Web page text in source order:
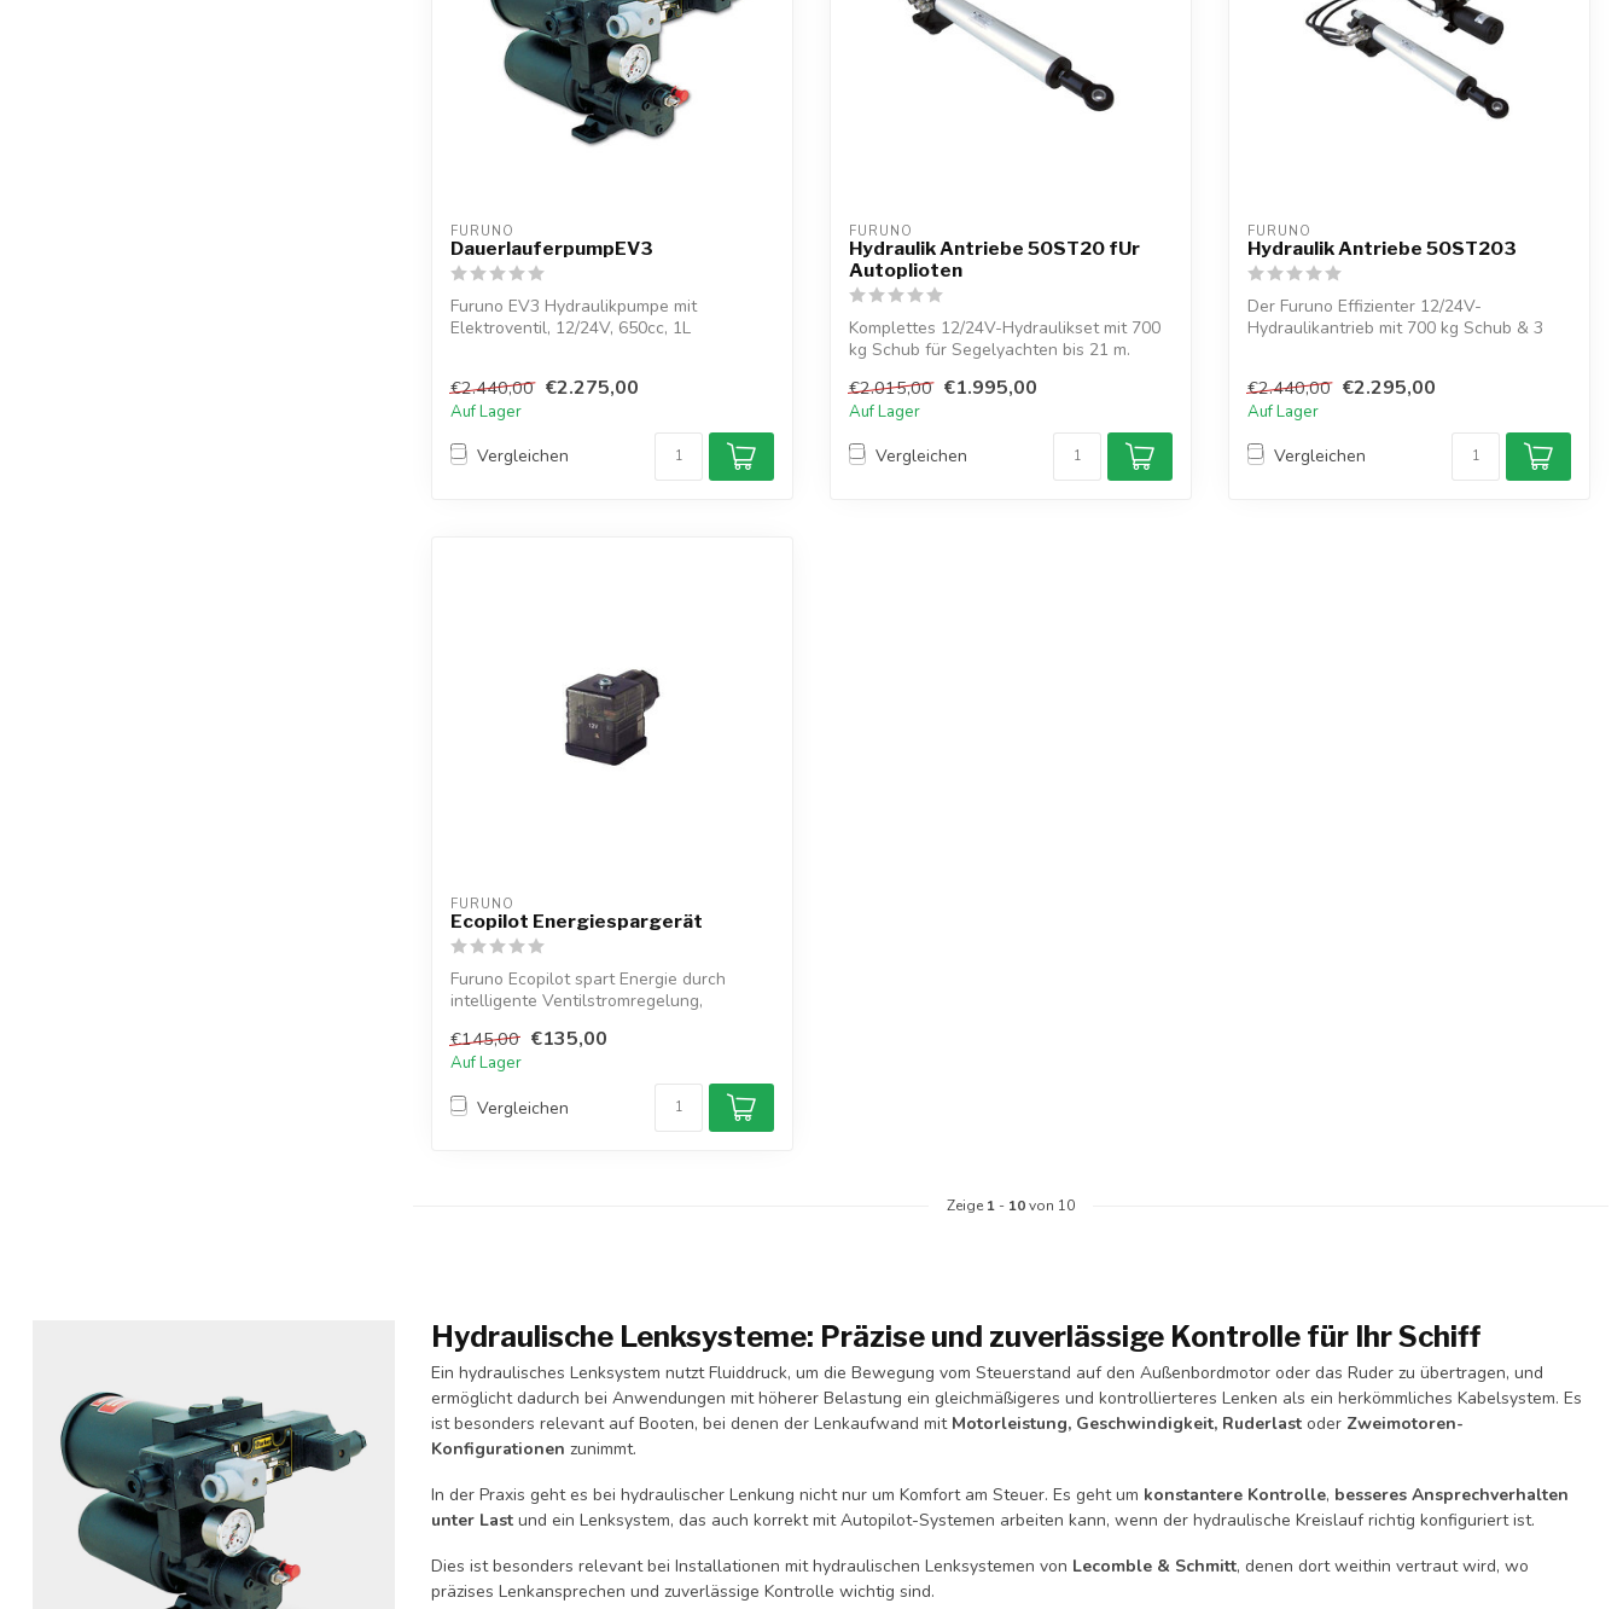
FURUNO
DauerlauferpumpEV3
Furuno EV3 Hydraulikpumpe mit
Elektroventil, 12/24V, 650cc, 1L
€2.440,00 €2.275,00
Auf Lager
Vergleichen
FURUNO
Hydraulik Antriebe 50ST20 fUr
Autoplioten
Komplettes 12/24V-Hydraulikset mit 700
kg Schub für Segelyachten bis 21 m.
€2.015,00 €1.995,00
Auf Lager
Vergleichen
FURUNO
Hydraulik Antriebe 50ST203
Der Furuno Effizienter 12/24V-
Hydraulikantrieb mit 700 kg Schub & 3
€2.440,00 €2.295,00
Auf Lager
Vergleichen
FURUNO
Ecopilot Energiespargerät
Furuno Ecopilot spart Energie durch
intelligente Ventilstromregelung,
€145,00 €135,00
Auf Lager
Vergleichen
Zeige 1 - 10von 10
Hydraulische Lenksysteme: Präzise und zuverlässige Kontrolle für Ihr Schiff
Ein hydraulisches Lenksystem nutzt Fluiddruck, um die Bewegung vom Steuerstand auf den Außenbordmotor oder das Ruder zu übertragen, und
ermöglicht dadurch bei Anwendungen mit höherer Belastung ein gleichmäßigeres und kontrollierteres Lenken als ein herkömmliches Kabelsystem. Es
ist besonders relevant auf Booten, bei denen der Lenkaufwand mit Motorleistung, Geschwindigkeit, Ruderlast oder Zweimotoren-
Konfigurationen zunimmt.
In der Praxis geht es bei hydraulischer Lenkung nicht nur um Komfort am Steuer. Es geht um konstantere Kontrolle, besseres Ansprechverhalten
unter Last und ein Lenksystem, das auch korrekt mit Autopilot-Systemen arbeiten kann, wenn der hydraulische Kreislauf richtig konfiguriert ist.
Dies ist besonders relevant bei Installationen mit hydraulischen Lenksystemen von Lecomble & Schmitt, denen dort weithin vertraut wird, wo
präzises Lenkansprechen und zuverlässige Kontrolle wichtig sind.